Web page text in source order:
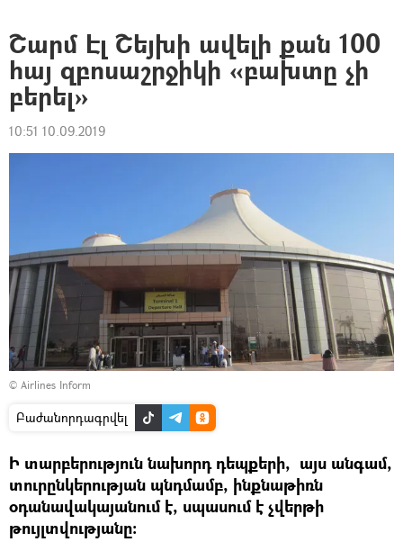
Շարմ Էլ Շեյխի ավելի քան 100
հայ զբոսաշրջիկի «բախտը չի
բերել»
10:51 10.09.2019
© Аirlines Inform
Բաժանորդագրվել
Ի տարբերություն նախորդ դեպքերի, այս անգամ,
տուրընկերության պնդմամբ, ինքնաթիռն
օդանավակայանում է, սպասում է չվերթի
թույլտվությանը։